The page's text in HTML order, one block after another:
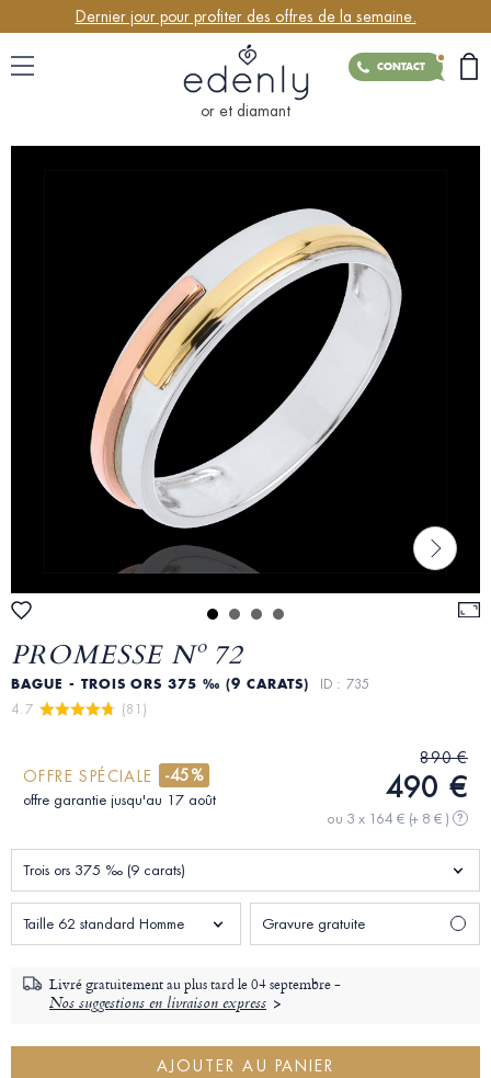
Dernier jour pour profiter des offres de la semaine.
CONTACT
or et diamant
PROMESSE Nº 72
BAGUE - TROIS ORS 375 ‰ (9 CARATS) ID : 735
4.7
(81)
OFFRE SPÉCIALE -45%
offre garantie jusqu'au 17 août
890 €
490 €
ou 3 x 164 € (+ 8 € ) ?
Trois ors 375 ‰ (9 carats)
Taille 62 standard Homme Gravure gratuite
Livré gratuitement au plus tard le04 septembre -
Nos suggestions en livraison express
AJOUTER AU PANIER